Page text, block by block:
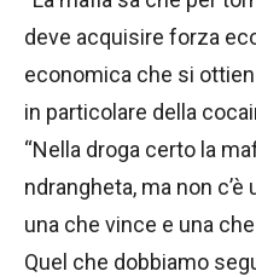
deve acquisire forza
economica che si
in particolare della
“Nella droga certo la
ndrangheta, ma non
una che vince e una
Quel che dobbiamo